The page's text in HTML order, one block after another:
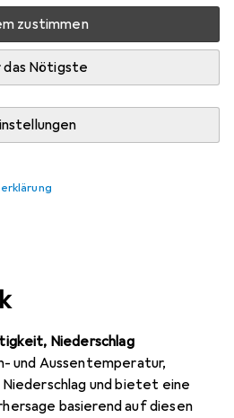
zustimmen
das Nötigste
beim Lieferanten
schneller verfügbar
den Warenkorb
Niederschlag
und Aussentemperatur,
und bietet eine
basierend auf diesen